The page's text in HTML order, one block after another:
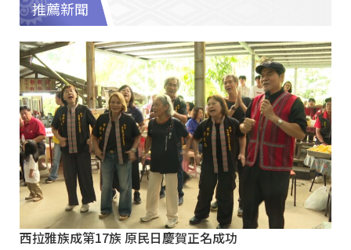
推薦新聞
西拉雅族成第17族 原民日慶賀正名成功